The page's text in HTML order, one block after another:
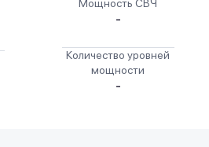
Мощность СВЧ
-
Количество уровней
мощности
-